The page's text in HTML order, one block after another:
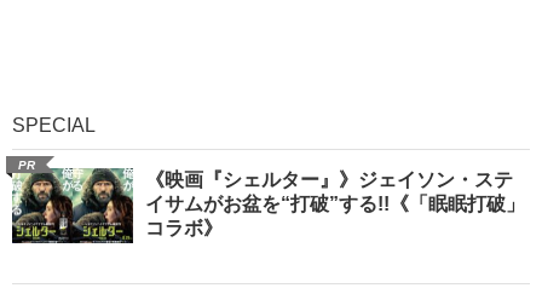
SPECIAL
PR
《映画『シェルター』》ジェイソン・ステ
イサムがお盆を“打破”する!!《「眠眠打破」
コラボ》